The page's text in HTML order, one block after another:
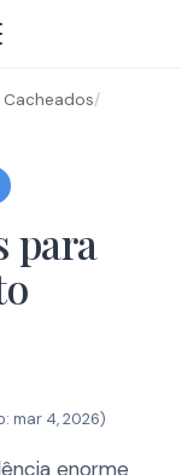
/
para
mar 4, 2026)
enorme